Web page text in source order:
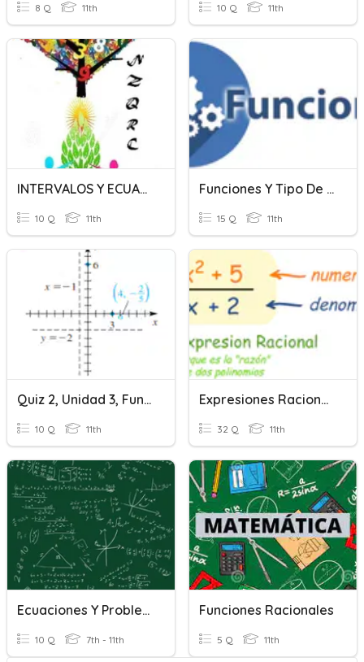
8 Q 11th 10 Q 11th
INTERVALOS Y ECUACIONES
10 Q 11th
Funciones Y Tipo De Funciones
15 Q 11th
Quiz 2, Unidad 3, Funciones Racionales Y Variación
10 Q 11th
Expresiones Racionales
32 Q 11th
Ecuaciones Y Problemas Sobre Ecuaciones De Primer Grado
10 Q 7th - 11th
Funciones Racionales
5 Q 11th